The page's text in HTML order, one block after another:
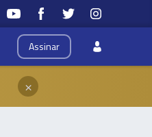
Assinar
×